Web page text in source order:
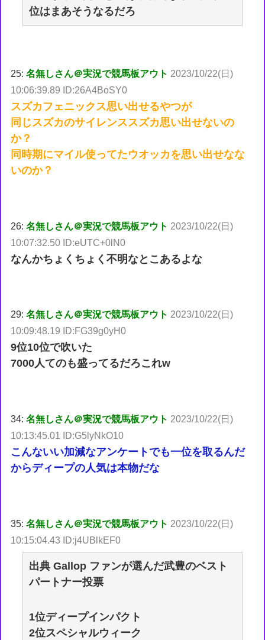
位はまあそうなるだろ
25:名無しさん＠実況で競馬板アウト 2023/10/22(日)
10:06:39.89 ID:26A4BoSY0
スズカフェニックス思い出せるやつが
同じスズカのサイレンススズカ思い出せないの
か？
同時期にマイル使ってたウオッカを思い出せなな
いのか？
26:名無しさん＠実況で競馬板アウト 2023/10/22(日)
10:07:32.50 ID:eUTC+0lN0
なんかちょくちょく不明なとこあるよな
29:名無しさん＠実況で競馬板アウト 2023/10/22(日)
10:09:48.19 ID:FG39g0yH0
9位10位で吹いた
7000人てのも盛ってるだろこれw
34:名無しさん＠実況で競馬板アウト 2023/10/22(日)
10:13:45.01 ID:G5lyNkO10
こんないい加減なアンケートでも一位を取るんだ
からディープの人気は本物だな
35:名無しさん＠実況で競馬板アウト 2023/10/22(日)
10:15:04.43 ID:j4UBlkEF0
出典 Gallop ファンが選んだ武豊のベスト
パートナー投票
1位ディープインパクト
2位スペシャルウィーク